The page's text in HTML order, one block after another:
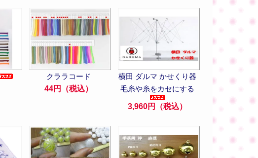
クララコード
44円（税込）
横田 ダルマ かせくり器
毛糸や糸をカセにする
3,960円（税込）